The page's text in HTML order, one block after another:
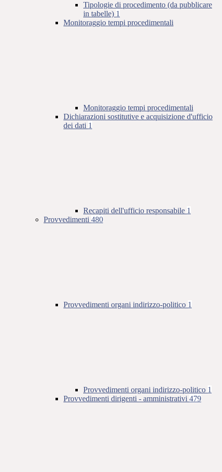
Tipologie di procedimento (da pubblicare
in tabelle) 1
Monitoraggio tempi procedimentali
Monitoraggio tempi procedimentali
Dichiarazioni sostitutive e acquisizione d'ufficio
dei dati 1
Recapiti dell'ufficio responsabile 1
Provvedimenti 480
Provvedimenti organi indirizzo-politico 1
Provvedimenti organi indirizzo-politico 1
Provvedimenti dirigenti - amministrativi 479